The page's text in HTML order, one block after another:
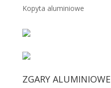
Kopyta aluminiowe
ZGARY ALUMINIOWE